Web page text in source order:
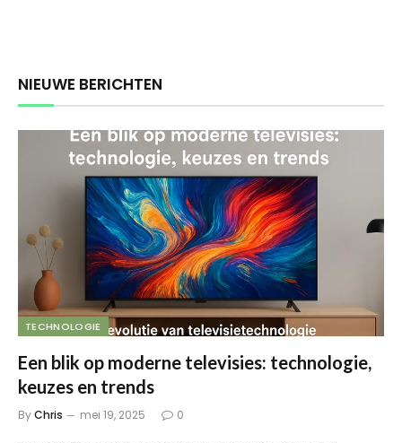
NIEUWE BERICHTEN
TECHNOLOGIE
Een blik op moderne televisies: technologie,
keuzes en trends
ByChris mei 19, 2025 0